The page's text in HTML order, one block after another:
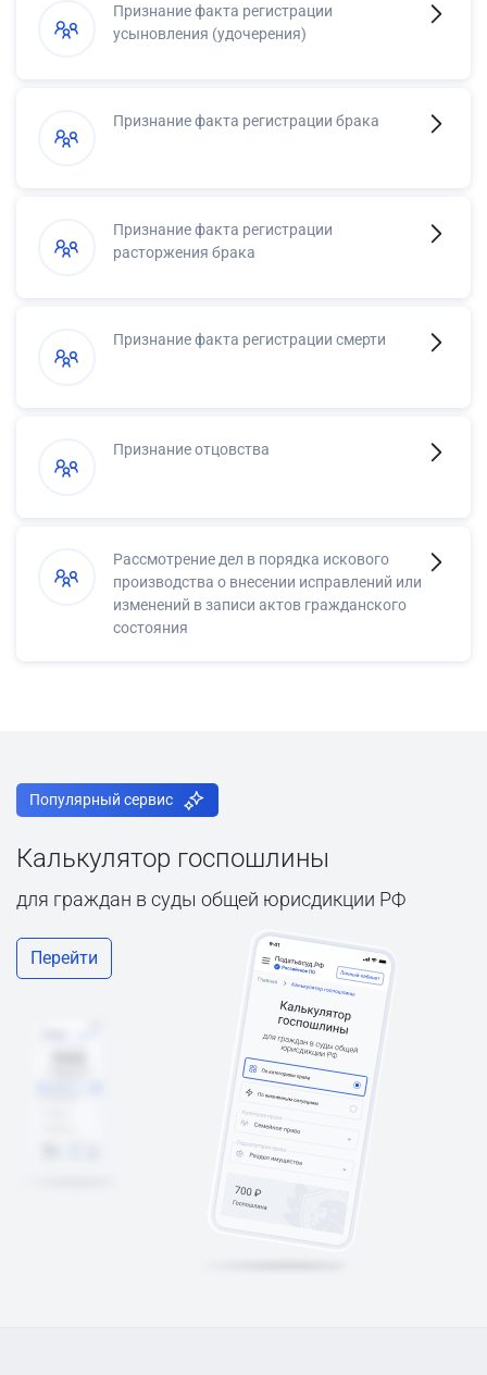
Признание факта регистрации
усыновления (удочерения)
Признание факта регистрации брака
Признание факта регистрации
расторжения брака
Признание факта регистрации смерти
Признание отцовства
Рассмотрение дел в порядка искового
производства о внесении исправлений или
изменений в записи актов гражданского
состояния
Популярный сервис
Калькулятор госпошлины
для граждан в суды общей юрисдикции РФ
Перейти